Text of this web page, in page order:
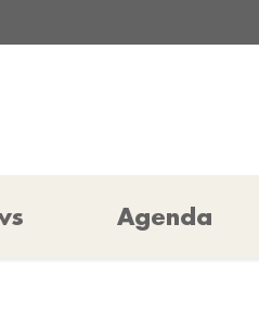
Agenda